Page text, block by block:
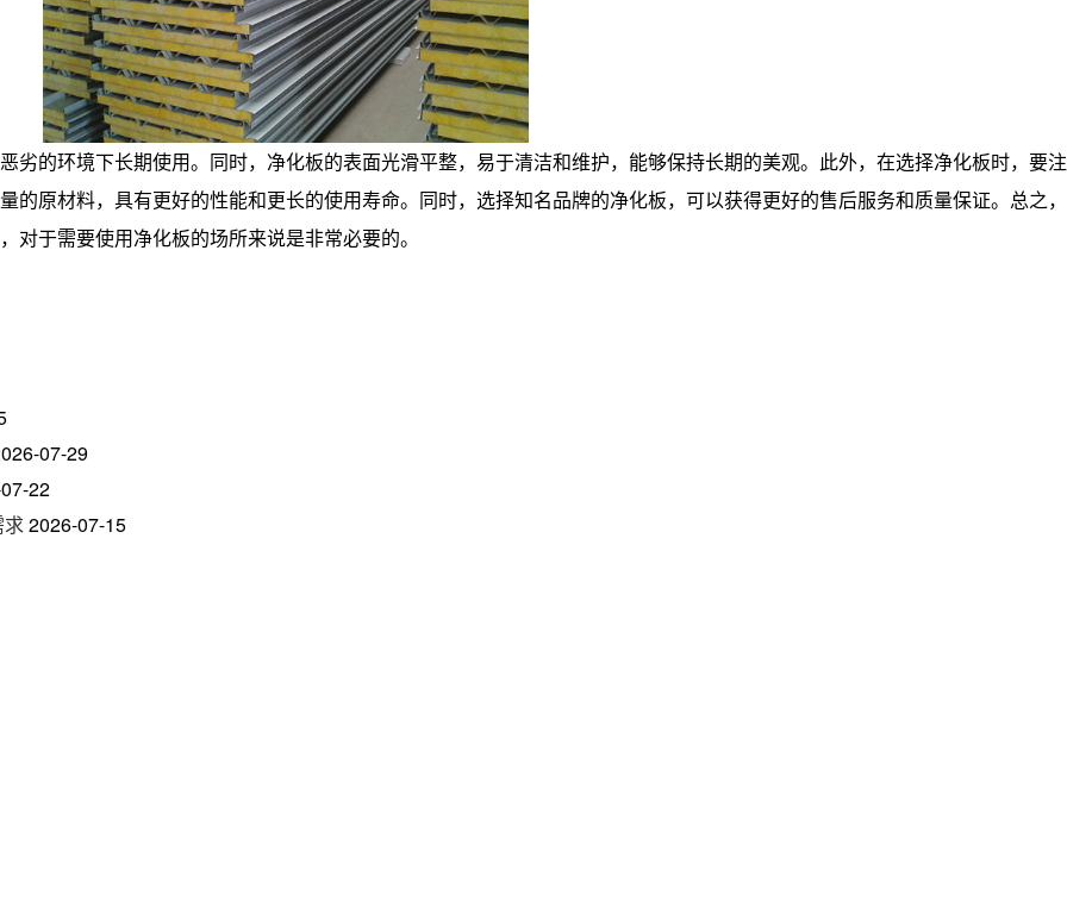
劣的环境下长期使用。同时，净化板的表面光滑平整，易于清洁和维护，能够保持长期的美观。此外，在选择净化板时，要注
原材料，具有更好的性能和更长的使用寿命。同时，选择知名品牌的净化板，可以获得更好的售后服务和质量保证。总之，
于需要使用净化板的场所来说是非常必要的。
07-29
22
求2026-07-15